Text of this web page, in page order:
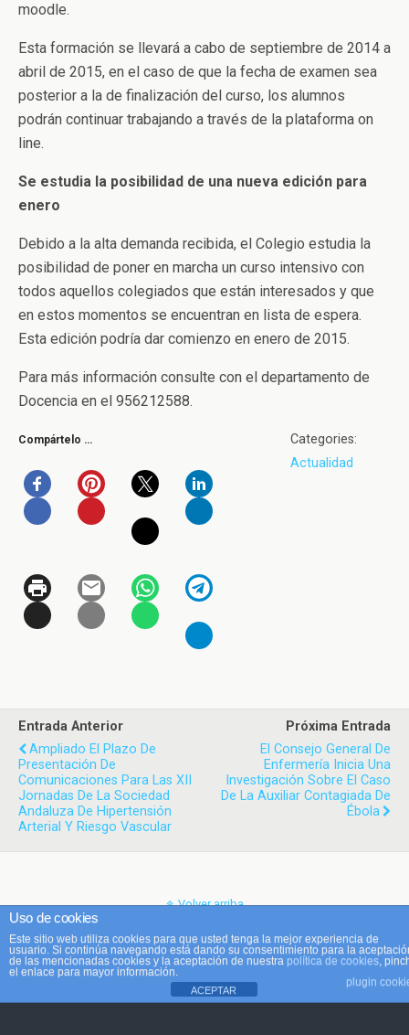
moodle.
Esta formación se llevará a cabo de septiembre de 2014 a
abril de 2015, en el caso de que la fecha de examen sea
posterior a la de finalización del curso, los alumnos
podrán continuar trabajando a través de la plataforma on
line.
Se estudia la posibilidad de una nueva edición para
enero
Debido a la alta demanda recibida, el Colegio estudia la
posibilidad de poner en marcha un curso intensivo con
todos aquellos colegiados que están interesados y que
en estos momentos se encuentran en lista de espera.
Esta edición podría dar comienzo en enero de 2015.
Para más información consulte con el departamento de
Docencia en el 956212588.
Compártelo …
Categories:
Actualidad
Entrada Anterior
Ampliado El Plazo De
Presentación De
Comunicaciones Para Las XII
Jornadas De La Sociedad
Andaluza De Hipertensión
Arterial Y Riesgo Vascular
Próxima Entrada
El Consejo General De
Enfermería Inicia Una
Investigación Sobre El Caso
De La Auxiliar Contagiada De
Ébola
Volver arriba
Móvil Escritorio
Uso de cookies
Este sitio web utiliza cookies para que usted tenga la mejor experiencia de
usuario. Si continúa navegando está dando su consentimiento para la
de las mencionadas cookies y la aceptación de nuestra política de cookies ,
el enlace para mayor información.
plugin
ACEPTAR